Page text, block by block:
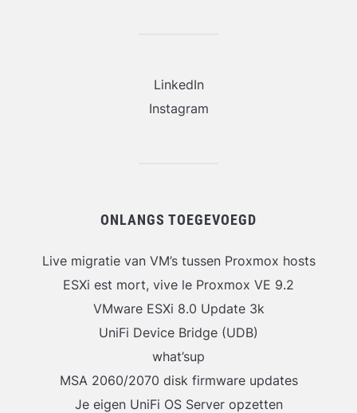
LinkedIn
Instagram
ONLANGS TOEGEVOEGD
Live migratie van VM’s tussen Proxmox hosts
ESXi est mort, vive le Proxmox VE 9.2
VMware ESXi 8.0 Update 3k
UniFi Device Bridge (UDB)
what’sup
MSA 2060/2070 disk firmware updates
Je eigen UniFi OS Server opzetten